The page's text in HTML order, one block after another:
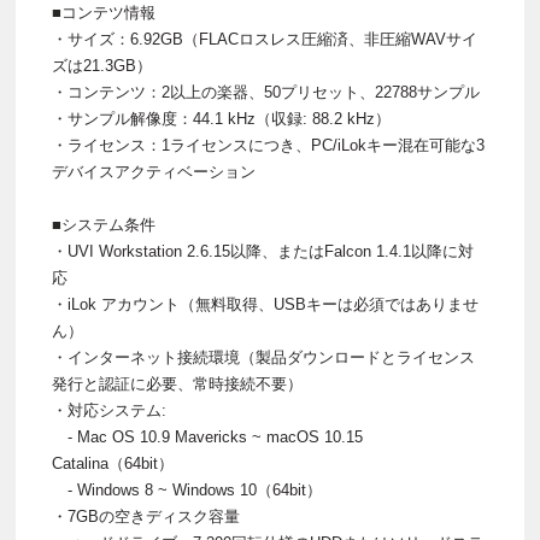
■コンテツ情報
・サイズ：6.92GB（FLACロスレス圧縮済、非圧縮WAVサイ
ズは21.3GB）
・コンテンツ：2以上の楽器、50プリセット、22788サンプル
・サンプル解像度：44.1 kHz（収録: 88.2 kHz）
・ライセンス：1ライセンスにつき、PC/iLokキー混在可能な3
デバイスアクティベーション
■システム条件
・UVI Workstation 2.6.15以降、またはFalcon 1.4.1以降に対
応
・iLok アカウント（無料取得、USBキーは必須ではありませ
ん）
・インターネット接続環境（製品ダウンロードとライセンス
発行と認証に必要、常時接続不要）
・対応システム:
- Mac OS 10.9 Mavericks ~ macOS 10.15
Catalina（64bit）
- Windows 8 ~ Windows 10（64bit）
・7GBの空きディスク容量